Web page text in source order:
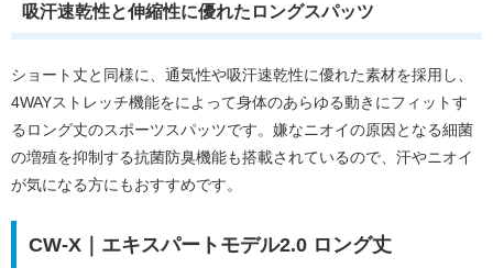
吸汗速乾性と伸縮性に優れたロングスパッツ
ショート丈と同様に、通気性や吸汗速乾性に優れた素材を採用し、
4WAYストレッチ機能をによって身体のあらゆる動きにフィットす
るロング丈のスポーツスパッツです。嫌なニオイの原因となる細菌
の増殖を抑制する抗菌防臭機能も搭載されているので、汗やニオイ
が気になる方にもおすすめです。
CW-X｜エキスパートモデル2.0 ロング丈